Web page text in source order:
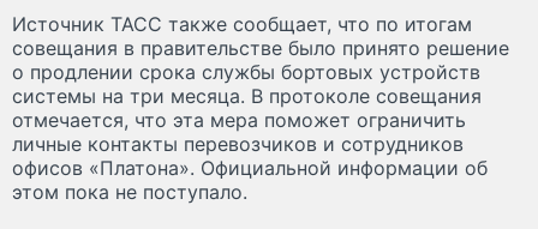
Источник ТАСС также сообщает, что по итогам
совещания в правительстве было принято решение
о продлении срока службы бортовых устройств
системы на три месяца. В протоколе совещания
отмечается, что эта мера поможет ограничить
личные контакты перевозчиков и сотрудников
офисов «Платона». Официальной информации об
этом пока не поступало.